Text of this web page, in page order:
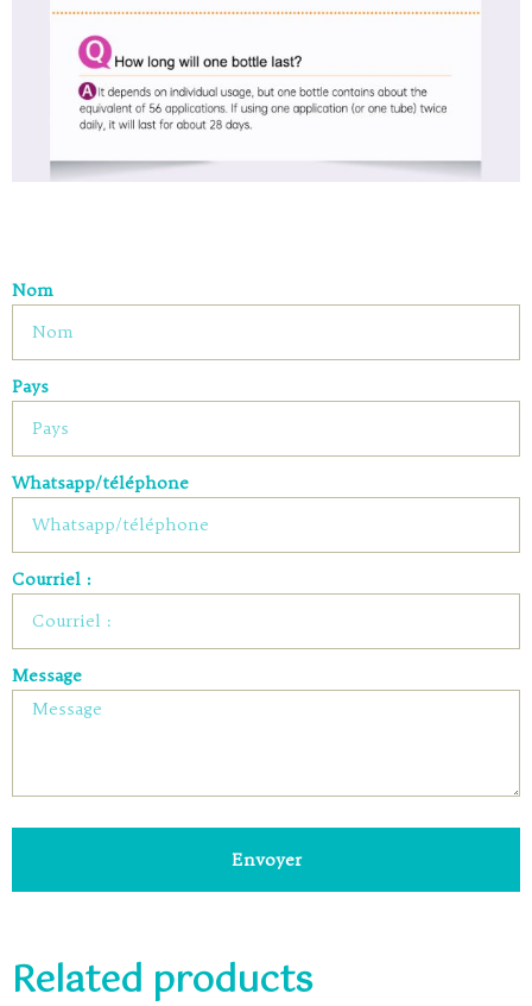
Nom
Pays
Whatsapp/téléphone
Courriel :
Message
Envoyer
Related products